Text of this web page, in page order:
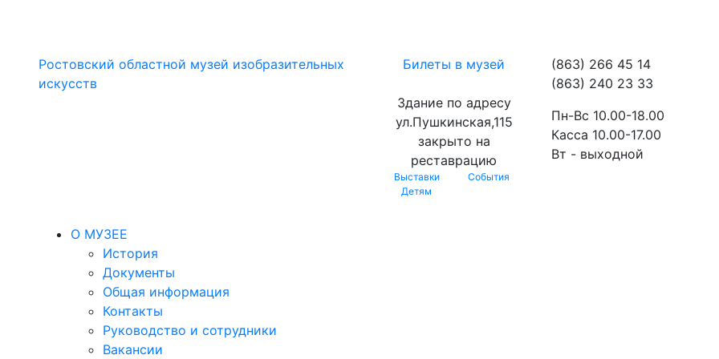
Ростовский областной музей изобразительных
искусств
Билеты в музей
Здание по адресу
ул.Пушкинская,115
закрыто на
реставрацию
Выставки
События
Детям
(863) 266 45 14
(863) 240 23 33
Пн-Вс 10.00-18.00
Касса 10.00-17.00
Вт - выходной
О МУЗЕЕ
История
Документы
Общая информация
Контакты
Руководство и сотрудники
Вакансии